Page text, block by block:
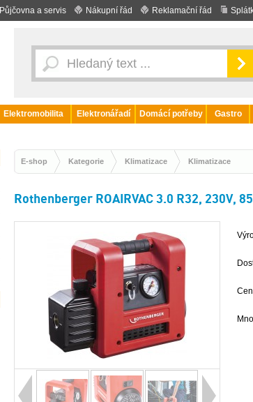
Půjčovna a servis Nákupní řád Reklamační řád
Elektromobilita Elektronářadí Domácí potřeby Gastro
E-shop Kategorie Klimatizace Klimatizace
Rothenberger ROAIRVAC 3.0 R32, 230V,